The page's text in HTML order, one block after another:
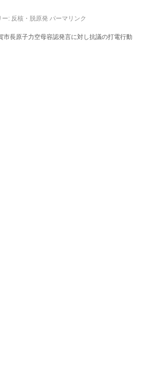
ー: 反核・脱原発 パーマリンク
市長原子力空母容認発言に対し抗議の打電行動